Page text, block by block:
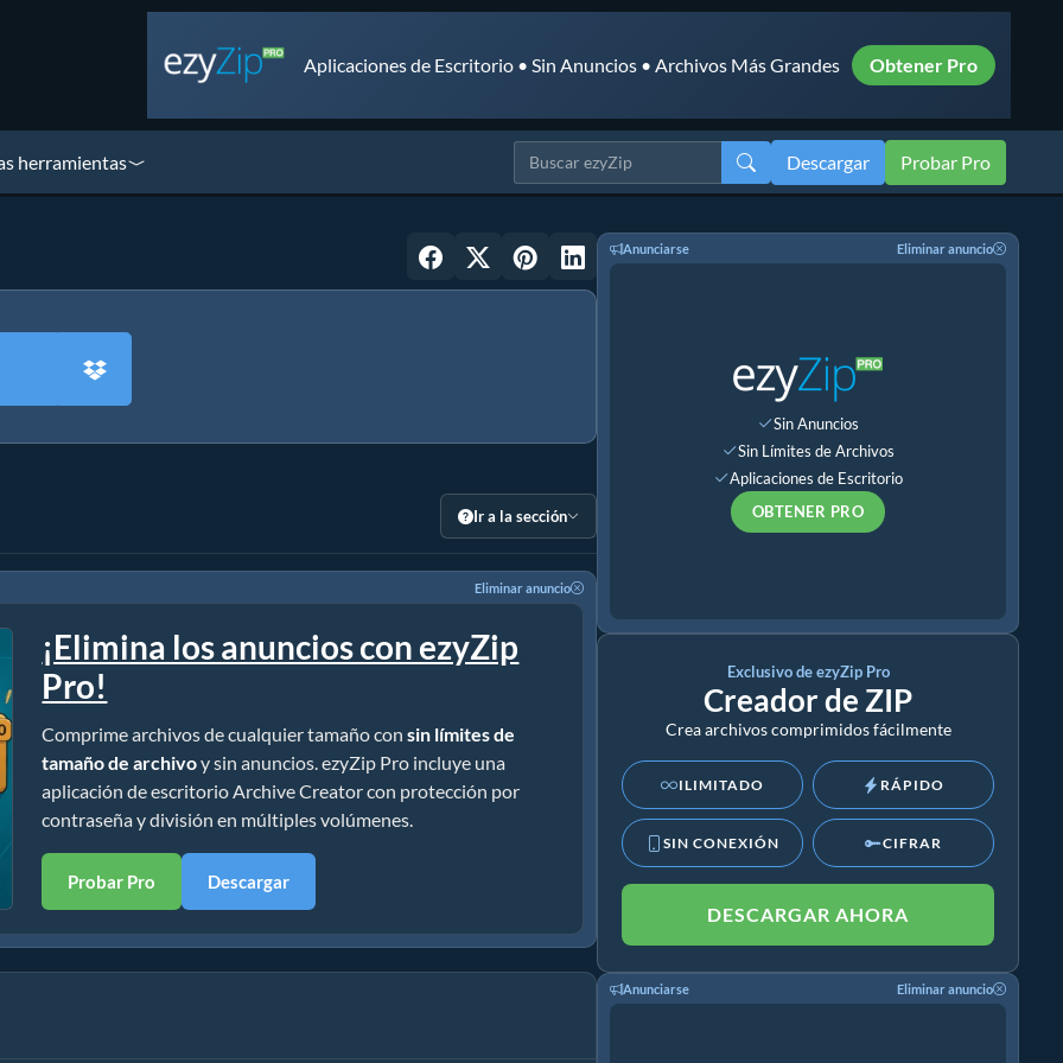
Aplicaciones de Escritorio • Sin Anuncios • Archivos Más Grandes Obtener Pro
herramientas Descargar Probar Pro
Ir a la sección
Eliminar anuncio
¡Elimina los anuncios con ezyZip
Pro!
Comprime archivos de cualquier tamaño consin límites de
tamaño de archivoy sin anuncios. ezyZip Pro incluye una
aplicación de escritorio Archive Creator con protección por
contraseña y división en múltiples volúmenes.
Probar Pro Descargar
Anunciarse Eliminar anuncio
Sin Anuncios
Sin Límites de Archivos
Aplicaciones de Escritorio
OBTENER PRO
Exclusivo de ezyZip Pro
Creador de ZIP
Crea archivos comprimidos fácilmente
ILIMITADO RÁPIDO
SIN CONEXIÓN CIFRAR
DESCARGAR AHORA
Anunciarse Eliminar anuncio